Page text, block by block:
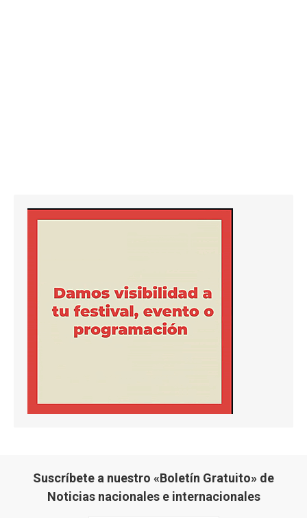
Suscríbete a nuestro «Boletín Gratuito» de
Noticias nacionales e internacionales